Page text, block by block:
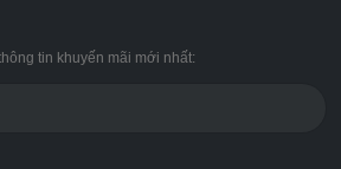
tin khuyến mãi mới nhất: